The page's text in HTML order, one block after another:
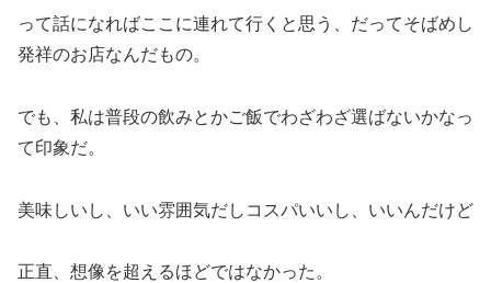
って話になればここに連れて行くと思う、だってそばめし
発祥のお店なんだもの。
でも、私は普段の飲みとかご飯でわざわざ選ばないかなっ
て印象だ。
美味しいし、いい雰囲気だしコスパいいし、いいんだけど
正直、想像を超えるほどではなかった。